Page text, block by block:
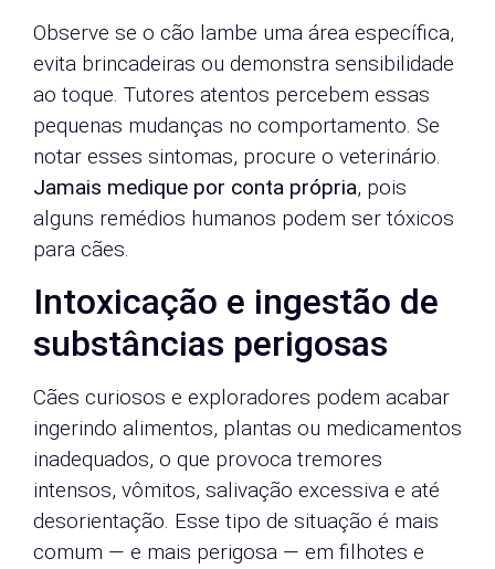
Observe se o cão lambe uma área específica,
evita brincadeiras ou demonstra sensibilidade
ao toque. Tutores atentos percebem essas
pequenas mudanças no comportamento. Se
notar esses sintomas, procure o veterinário.
Jamais medique por conta própria, pois
alguns remédios humanos podem ser tóxicos
para cães.
Intoxicação e ingestão de
substâncias perigosas
Cães curiosos e exploradores podem acabar
ingerindo alimentos, plantas ou medicamentos
inadequados, o que provoca tremores
intensos, vômitos, salivação excessiva e até
desorientação. Esse tipo de situação é mais
comum — e mais perigosa — em filhotes e